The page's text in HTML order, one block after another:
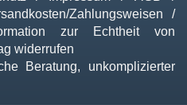
Zahlungsweisen
/
zur Echtheit von
widerrufen
Beratung, unkomplizierter